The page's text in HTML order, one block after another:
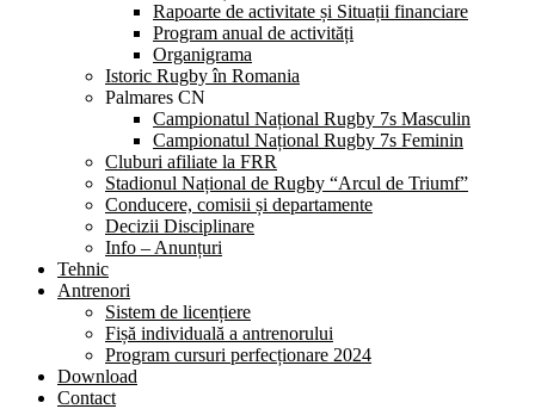
Rapoarte de activitate și Situații financiare
Program anual de activități
Organigrama
Istoric Rugby în Romania
Palmares CN
Campionatul Național Rugby 7s Masculin
Campionatul Național Rugby 7s Feminin
Cluburi afiliate la FRR
Stadionul Național de Rugby “Arcul de Triumf”
Conducere, comisii și departamente
Decizii Disciplinare
Info – Anunțuri
Tehnic
Antrenori
Sistem de licențiere
Fișă individuală a antrenorului
Program cursuri perfecționare 2024
Download
Contact